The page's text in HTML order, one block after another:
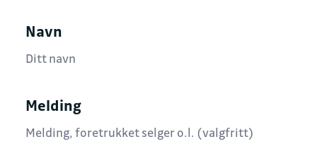
Navn
Melding